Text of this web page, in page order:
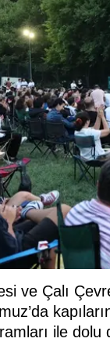
ve Çalı
ile dolu